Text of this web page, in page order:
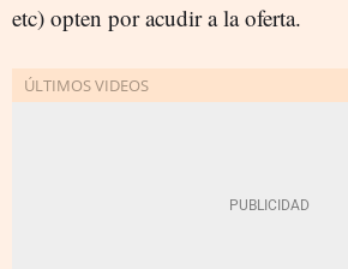
etc) opten por acudir a la oferta.